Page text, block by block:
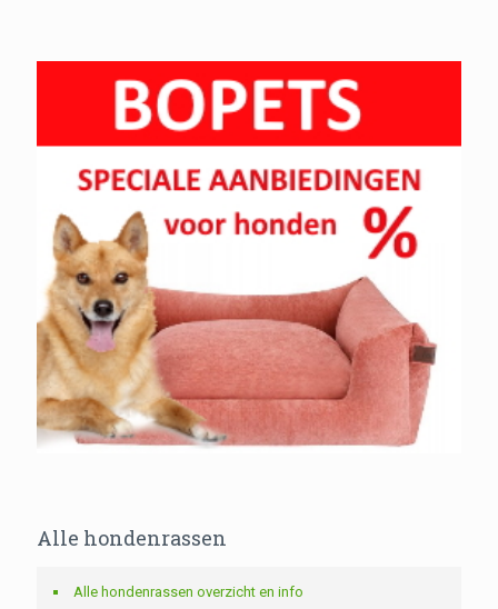
Alle hondenrassen
Alle hondenrassen overzicht en info